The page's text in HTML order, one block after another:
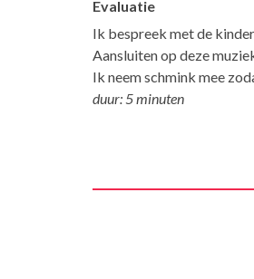
Evaluatie
Ik bespreek met de
Aansluiten op deze
Ik neem schmink mee
duur: 5 minuten